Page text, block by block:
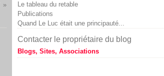
Le tableau du retable
Publications
Quand Le Luc était une principauté...
Contacter le propriétaire du blog
Blogs, Sites, Associations